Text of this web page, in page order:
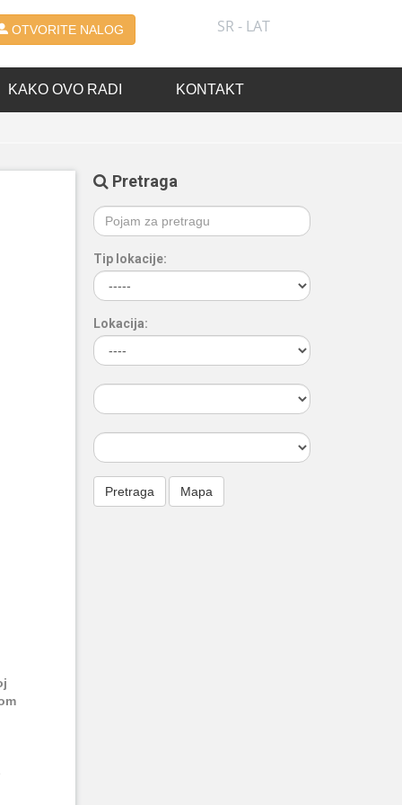
OTVORITE NALOG SR - LAT
KAKO OVO RADI KONTAKT
Pretraga
Tip lokacije:
Lokacija: